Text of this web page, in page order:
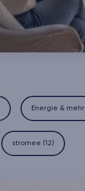
Energie & mehr
stromee (12)